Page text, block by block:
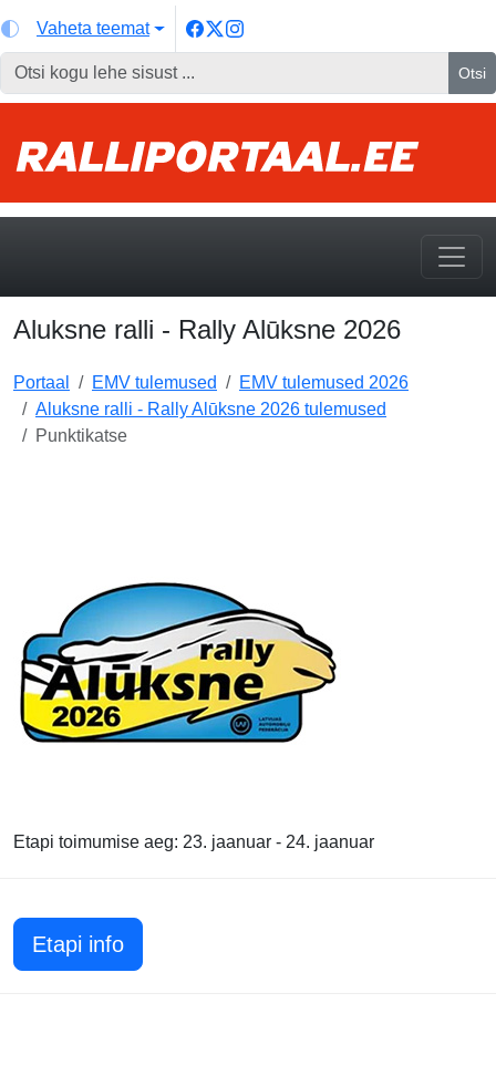
Vaheta teemat
Otsi
Aluksne ralli - Rally Alūksne 2026
Portaal EMV tulemused
EMV tulemused 2026
Aluksne ralli - Rally Alūksne 2026 tulemused
Punktikatse
Etapi toimumise aeg: 23. jaanuar - 24. jaanuar
Etapi info